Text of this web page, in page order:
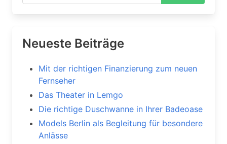
Neueste Beiträge
Mit der richtigen Finanzierung zum neuen
Fernseher
Das Theater in Lemgo
Die richtige Duschwanne in Ihrer Badeoase
Models Berlin als Begleitung für besondere
Anlässe